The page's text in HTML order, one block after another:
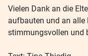
Vielen Dank an die
aufbauten und an alle
stimmungsvollen und